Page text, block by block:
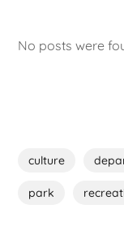
No posts were
culture
park